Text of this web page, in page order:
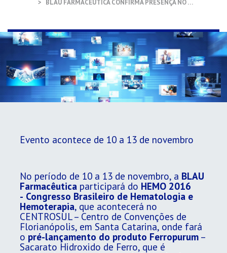
BLAU FARMACÊUTICA CONFIRMA PRESENÇA NO …
Evento acontece de 10 a 13 de novembro
No período de 10 a 13 de novembro, a BLAU
Farmacêutica participará do HEMO 2016
- Congresso Brasileiro de Hematologia e
Hemoterapia, que acontecerá no
CENTROSUL – Centro de Convenções de
Florianópolis, em Santa Catarina, onde fará
o pré-lançamento do produto Ferropurum –
Sacarato Hidroxido de Ferro, que é